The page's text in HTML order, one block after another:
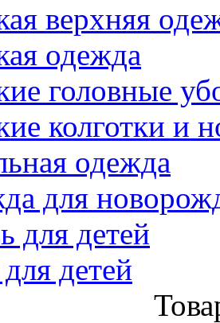
верхняя
одежда
головные
колготки и
одежда
для
для детей
детей